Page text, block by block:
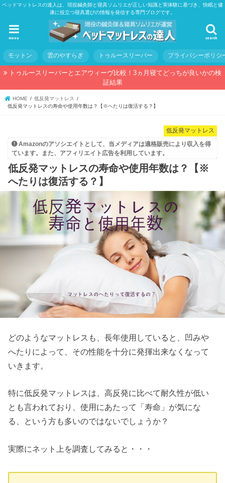
ベッドマットレスの達人は、現役鍼灸師と寝具ソムリエが正しい知識と実体験に基づき、快眠と健
康に役立つ寝具選びの情報を発信する専門ブログです。
search
menu
モットン 雲のやすらぎ トゥルースリーパー プライバシーポリシ
トゥルースリーパーとエアウィーヴ比較！3ヵ月寝てどっちが良いかの検
証結果
HOME
低反発マットレス
低反発マットレスの寿命や使用年数は？【※へたりは復活する？】
低反発マットレス
Amazonのアソシエイトとして、当メディアは適格販売により収入を得
ています。また、アフィリエイト広告を利用しています。
低反発マットレスの寿命や使用年数は？【※
へたりは復活する？】
どのようなマットレスも、長年使用していると、凹みや
へたりによって、その性能を十分に発揮出来なくなって
いきます。
特に低反発マットレスは、高反発に比べて耐久性が低い
とも言われており、使用にあたって「寿命」が気にな
る、という方も多いのではないでしょうか？
実際にネット上を調査してみると・・・